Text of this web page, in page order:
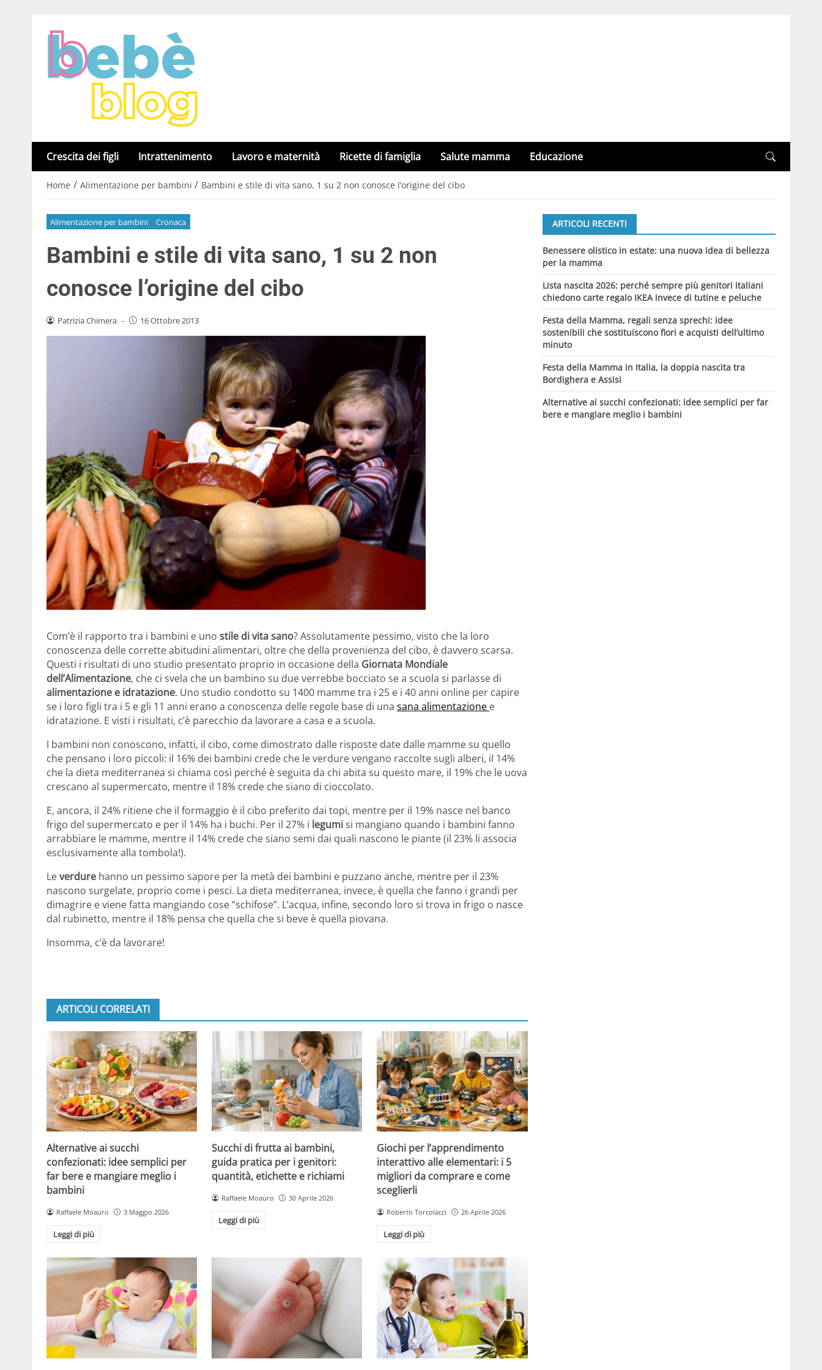
Crescita dei figli Intrattenimento Lavoro e maternità Ricette di famiglia Salute mamma Educazione
Home / Alimentazione per bambini / Bambini e stile di vita sano, 1 su 2 non conosce l’origine del cibo
Alimentazione per bambini Cronaca
Bambini e stile di vita sano, 1 su 2 non
conosce l’origine del cibo
Patrizia Chimera - 16 Ottobre 2013
Com’è il rapporto tra i bambini e uno stile di vita sano? Assolutamente pessimo, visto che la loro
conoscenza delle corrette abitudini alimentari, oltre che della provenienza del cibo, è davvero scarsa.
Questi i risultati di uno studio presentato proprio in occasione della Giornata Mondiale
dell’Alimentazione, che ci svela che un bambino su due verrebbe bocciato se a scuola si parlasse di
alimentazione e idratazione. Uno studio condotto su 1400 mamme tra i 25 e i 40 anni online per capire
se i loro figli tra i 5 e gli 11 anni erano a conoscenza delle regole base di una sana alimentazione e
idratazione. E visti i risultati, c’è parecchio da lavorare a casa e a scuola.
I bambini non conoscono, infatti, il cibo, come dimostrato dalle risposte date dalle mamme su quello
che pensano i loro piccoli: il 16% dei bambini crede che le verdure vengano raccolte sugli alberi, il 14%
che la dieta mediterranea si chiama così perché è seguita da chi abita su questo mare, il 19% che le uova
crescano al supermercato, mentre il 18% crede che siano di cioccolato.
E, ancora, il 24% ritiene che il formaggio è il cibo preferito dai topi, mentre per il 19% nasce nel banco
frigo del supermercato e per il 14% ha i buchi. Per il 27% i legumisi mangiano quando i bambini fanno
arrabbiare le mamme, mentre il 14% crede che siano semi dai quali nascono le piante (il 23% li associa
esclusivamente alla tombola!).
Leverdure hanno un pessimo sapore per la metà dei bambini e puzzano anche, mentre per il 23%
nascono surgelate, proprio come i pesci. La dieta mediterranea, invece, è quella che fanno i grandi per
dimagrire e viene fatta mangiando cose “schifose”. L’acqua, infine, secondo loro si trova in frigo o nasce
dal rubinetto, mentre il 18% pensa che quella che si beve è quella piovana.
Insomma, c’è da lavorare!
ARTICOLI CORRELATI
Alternative ai succhi
confezionati: idee semplici per
far bere e mangiare meglio i
bambini
Raffaele Moauro 3 Maggio 2026
Leggi di più
Succhi di frutta ai bambini,
guida pratica per i genitori:
quantità, etichette e richiami
Raffaele Moauro 30 Aprile 2026
Leggi di più
Giochi per l’apprendimento
interattivo alle elementari: i 5
migliori da comprare e come
sceglierli
Roberto Torcolacci 26 Aprile 2026
Leggi di più
ARTICOLI RECENTI
Benessere olistico in estate: una nuova idea di bellezza
per la mamma
Lista nascita 2026: perché sempre più genitori italiani
chiedono carte regalo IKEA invece di tutine e peluche
Festa della Mamma, regali senza sprechi: idee
sostenibili che sostituiscono fiori e acquisti dell’ultimo
minuto
Festa della Mamma in Italia, la doppia nascita tra
Bordighera e Assisi
Alternative ai succhi confezionati: idee semplici per far
bere e mangiare meglio i bambini